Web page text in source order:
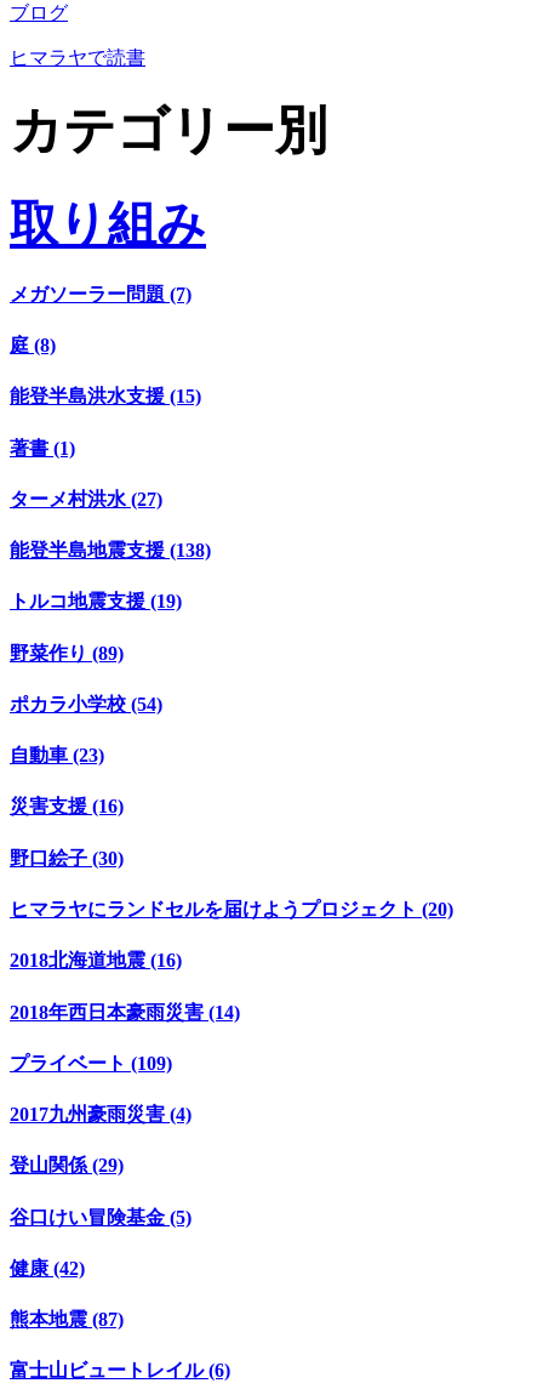
ブログ
ヒマラヤで読書
カテゴリー別
取り組み
メガソーラー問題 (7)
庭 (8)
能登半島洪水支援 (15)
著書 (1)
ターメ村洪水 (27)
能登半島地震支援 (138)
トルコ地震支援 (19)
野菜作り (89)
ポカラ小学校 (54)
自動車 (23)
災害支援 (16)
野口絵子 (30)
ヒマラヤにランドセルを届けようプロジェクト (20)
2018北海道地震 (16)
2018年西日本豪雨災害 (14)
プライベート (109)
2017九州豪雨災害 (4)
登山関係 (29)
谷口けい冒険基金 (5)
健康 (42)
熊本地震 (87)
富士山ビュートレイル (6)